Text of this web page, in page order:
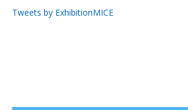
Tweets by ExhibitionMICE